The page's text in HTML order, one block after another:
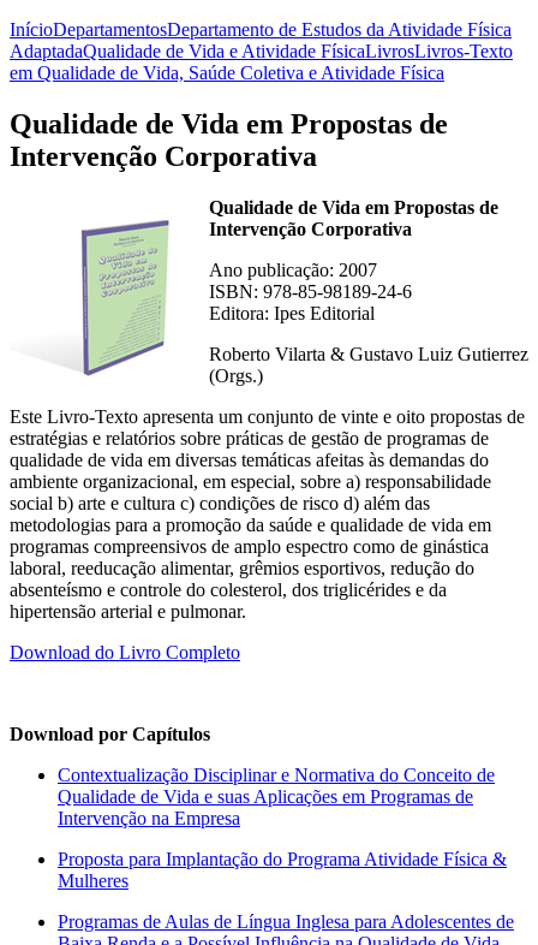
InícioDepartamentosDepartamento de Estudos da Atividade Física
AdaptadaQualidade de Vida e Atividade FísicaLivrosLivros-Texto
em Qualidade de Vida, Saúde Coletiva e Atividade Física
Qualidade de Vida em Propostas de
Intervenção Corporativa
Qualidade de Vida em Propostas de
Intervenção Corporativa
Ano publicação: 2007
ISBN: 978-85-98189-24-6
Editora: Ipes Editorial
Roberto Vilarta & Gustavo Luiz Gutierrez
(Orgs.)
Este Livro-Texto apresenta um conjunto de vinte e oito propostas de
estratégias e relatórios sobre práticas de gestão de programas de
qualidade de vida em diversas temáticas afeitas às demandas do
ambiente organizacional, em especial, sobre a) responsabilidade
social b) arte e cultura c) condições de risco d) além das
metodologias para a promoção da saúde e qualidade de vida em
programas compreensivos de amplo espectro como de ginástica
laboral, reeducação alimentar, grêmios esportivos, redução do
absenteísmo e controle do colesterol, dos triglicérides e da
hipertensão arterial e pulmonar.
Download do Livro Completo
Download por Capítulos
Contextualização Disciplinar e Normativa do Conceito de
Qualidade de Vida e suas Aplicações em Programas de
Intervenção na Empresa
Proposta para Implantação do Programa Atividade Física &
Mulheres
Programas de Aulas de Língua Inglesa para Adolescentes de